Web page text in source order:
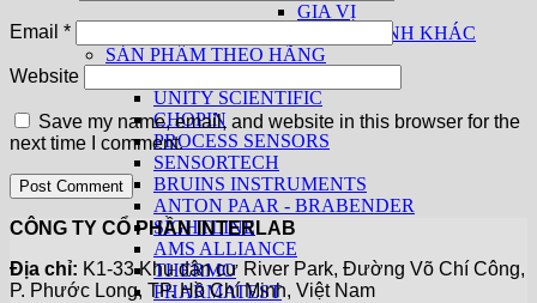
GIA VỊ
CÁC NGÀNH KHÁC
SẢN PHẨM THEO HÃNG
UNITY SCIENTIFIC
CHOPIN
PROCESS SENSORS
SENSORTECH
BRUINS INSTRUMENTS
ANTON PAAR - BRABENDER
SIGHTLINE
AMS ALLIANCE
THERMO
PHARMATEST
Email *
Website
Save my name, email, and website in this browser for the
next time I comment.
CÔNG TY CỔ PHẦN INTERLAB
Địa chỉ: K1-33 Khu dân cư River Park, Đường Võ Chí Công,
P. Phước Long, TP. Hồ Chí Minh, Việt Nam